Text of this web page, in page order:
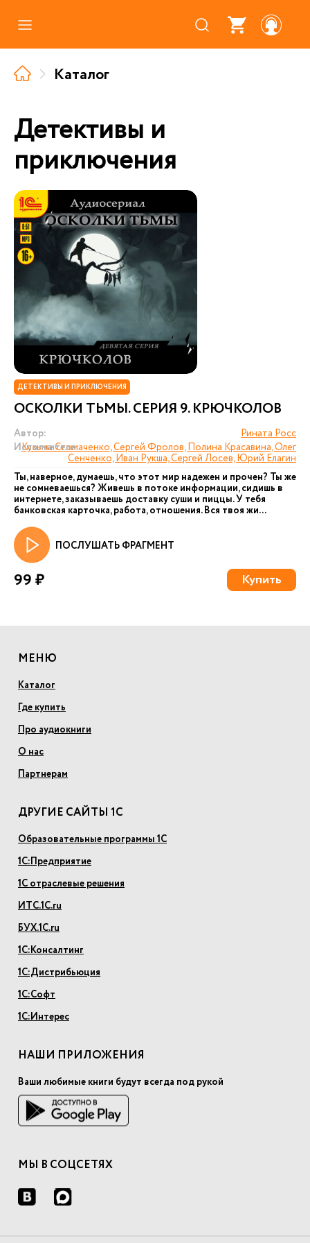
Где купить
Про аудиокниги
О нас
Партнерам
Каталог
Детективы и
приключения
ДЕТЕКТИВЫ И ПРИКЛЮЧЕНИЯ
ОСКОЛКИ ТЬМЫ. СЕРИЯ 9. КРЮЧКОЛОВ
Автор:
Рината Росс
Исполнители:
Кузьма Стомаченко, Сергей Фролов, Полина Красавина, Олег
Сенченко, Иван Рукша, Сергей Лосев, Юрий Елагин
Ты, наверное, думаешь, что этот мир надежен и прочен? Ты же
не сомневаешься? Живешь в потоке информации, сидишь в
интернете, заказываешь доставку суши и пиццы. У тебя
банковская карточка, работа, отношения. Вся твоя жи...
ПОСЛУШАТЬ ФРАГМЕНТ
99 ₽ Купить
МЕНЮ
Каталог
Где купить
Про аудиокниги
О нас
Партнерам
ДРУГИЕ САЙТЫ 1С
Образовательные программы 1С
1С:Предприятие
1С отраслевые решения
ИТС.1С.ru
БУХ.1С.ru
1С:Консалтинг
1С:Дистрибьюция
1С:Софт
1С:Интерес
НАШИ ПРИЛОЖЕНИЯ
Ваши любимые книги будут всегда под рукой
МЫ В СОЦСЕТЯХ